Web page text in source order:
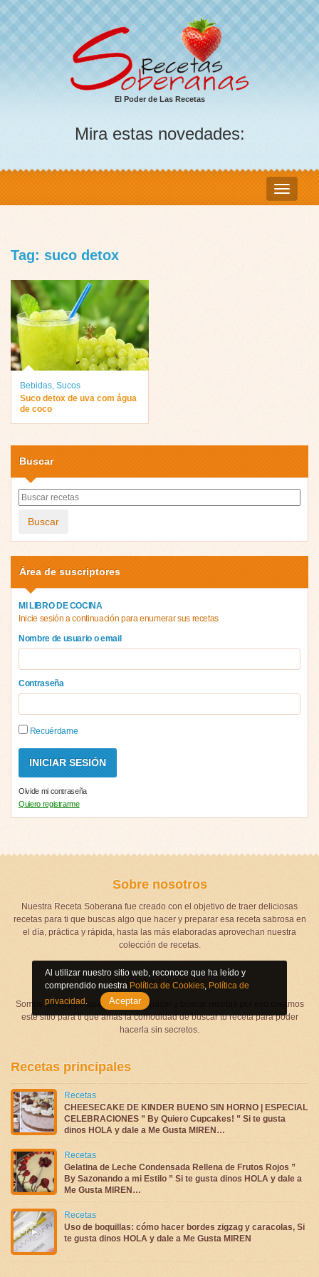
El Poder de Las Recetas
Mira estas novedades:
Tag: suco detox
Bebidas Sucos
Suco detox de uva com água
de coco
Buscar
Buscar
Área de suscriptores
MI LIBRO DE COCINA
Inicie sesión a continuación para enumerar sus recetas
Nombre de usuario o email
Contraseña
Recuérdame
Olvide mi contraseña
Quiero registrarme
Sobre nosotros
Nuestra Receta Soberana fue creado con el objetivo de traer deliciosas
recetas para ti que buscas algo que hacer y preparar esa receta sabrosa en
el día, práctica y rápida, hasta las más elaboradas aprovechan nuestra
colección de recetas.
Quienes somos
Somos un equipo apasionado por hacer y buscar recetas por eso creamos
este sitio para ti que amas la comodidad de buscar tu receta para poder
hacerla sin secretos.
Recetas principales
Recetas
CHEESECAKE DE KINDER BUENO SIN HORNO | ESPECIAL
CELEBRACIONES ” By Quiero Cupcakes! ” Si te gusta
dinos HOLA y dale a Me Gusta MIREN…
Recetas
Gelatina de Leche Condensada Rellena de Frutos Rojos ”
By Sazonando a mi Estilo ” Si te gusta dinos HOLA y dale a
Me Gusta MIREN…
Recetas
Uso de boquillas: cómo hacer bordes zigzag y caracolas, Si
te gusta dinos HOLA y dale a Me Gusta MIREN
Al utilizar nuestro sitio web, reconoce que ha leído y
comprendido nuestra Política de Cookies, Política de
privacidad. Aceptar